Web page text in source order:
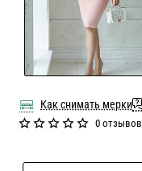
Как снимать мерки
0 отзывов